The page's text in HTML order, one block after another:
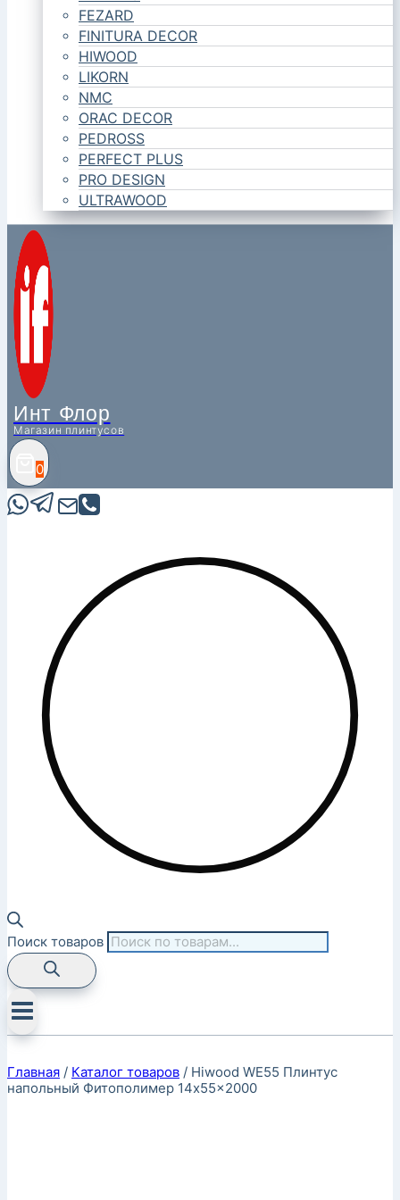
FEZARD
FINITURA DECOR
HIWOOD
LIKORN
NMC
ORAC DECOR
PEDROSS
PERFECT PLUS
PRO DESIGN
ULTRAWOOD
Инт Флор
Магазин плинтусов
0
Поиск товаров
Главная / Каталог товаров / Hiwood WE55 Плинтус
напольный Фитополимер 14x55x2000